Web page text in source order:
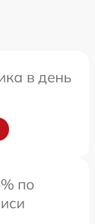
в день
по